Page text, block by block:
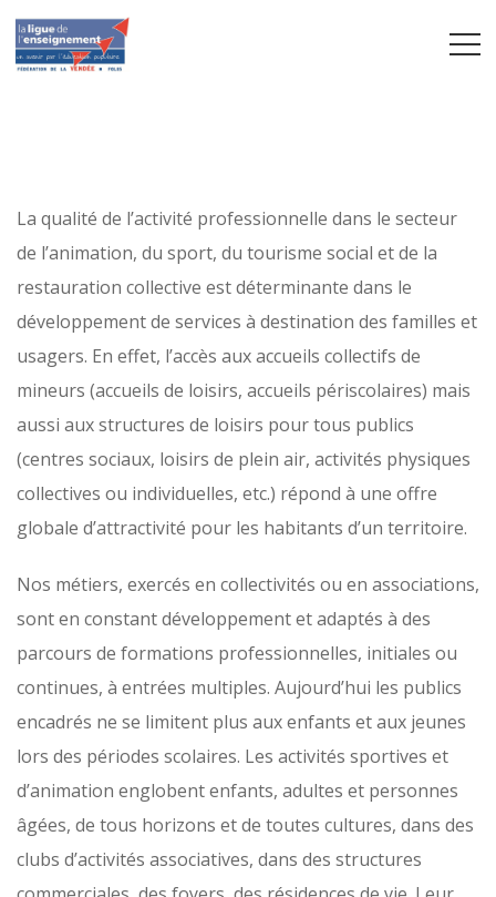
La qualité de l’activité professionnelle dans le secteur
de l’animation, du sport, du tourisme social etde la
restauration collective est déterminante dans le
développement de services à destination des familles et
usagers. En effet, l’accès aux accueils collectifs de
mineurs (accueils de loisirs, accueils périscolaires) mais
aussi aux structures de loisirs pour tous publics
(centres sociaux, loisirs de plein air, activités physiques
collectives ou individuelles, etc.) répond à une offre
globale d’attractivité pour les habitants d’un territoire.
Nos métiers, exercés en collectivités ou en associations,
sont en constant développement et adaptés à des
parcours de formations professionnelles, initiales ou
continues, à entrées multiples. Aujourd’hui les publics
encadrés ne se limitent plus aux enfants et aux jeunes
lors des périodes scolaires. Les activités sportives et
d’animation englobent enfants, adultes et personnes
âgées, de tous horizons et de toutes cultures, dans des
clubs d’activités associatives, dans des structures